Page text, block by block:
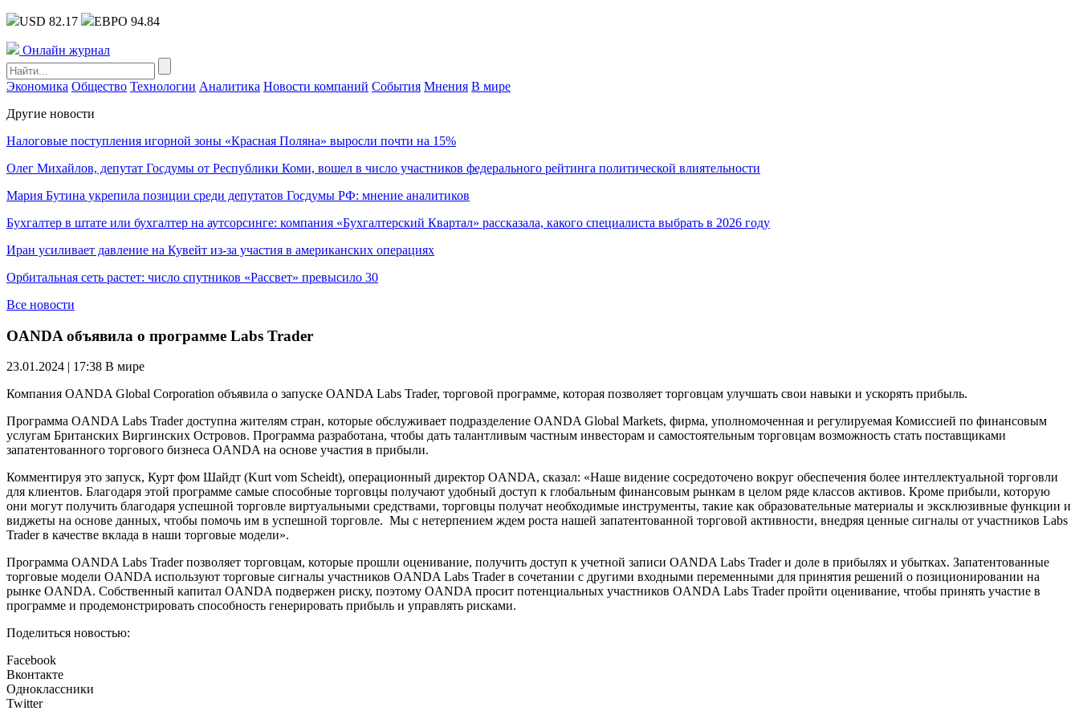
USD 82.17 ЕВРО 94.84
Онлайн журнал
Экономика Общество Технологии Аналитика Новости компаний События Мнения В мире
Другие новости
Налоговые поступления игорной зоны «Красная Поляна» выросли почти на 15%
Олег Михайлов, депутат Госдумы от Республики Коми, вошел в число участников федерального рейтинга политической влиятельности
Мария Бутина укрепила позиции среди депутатов Госдумы РФ: мнение аналитиков
Бухгалтер в штате или бухгалтер на аутсорсинге: компания «Бухгалтерский Квартал» рассказала, какого специалиста выбрать в 2026 году
Иран усиливает давление на Кувейт из-за участия в американских операциях
Орбитальная сеть растет: число спутников «Рассвет» превысило 30
Все новости
OANDA объявила о программе Labs Trader
23.01.2024 | 17:38 В мире
Компания OANDA Global Corporation объявила о запуске OANDA Labs Trader, торговой программе, которая позволяет торговцам улучшать свои навыки и ускорять прибыль.
Программа OANDA Labs Trader доступна жителям стран, которые обслуживает подразделение OANDA Global Markets, фирма, уполномоченная и регулируемая Комиссией по финансовым
услугам Британских Виргинских Островов. Программа разработана, чтобы дать талантливым частным инвесторам и самостоятельным торговцам возможность стать поставщиками
запатентованного торгового бизнеса OANDA на основе участия в прибыли.
Комментируя это запуск, Курт фом Шайдт (Kurt vom Scheidt), операционный директор OANDA, сказал: «Наше видение сосредоточено вокруг обеспечения более интеллектуальной торговли
для клиентов. Благодаря этой программе самые способные торговцы получают удобный доступ к глобальным финансовым рынкам в целом ряде классов активов. Кроме прибыли, которую
они могут получить благодаря успешной торговле виртуальными средствами, торговцы получат необходимые инструменты, такие как образовательные материалы и эксклюзивные функции и
виджеты на основе данных, чтобы помочь им в успешной торговле. Мы с нетерпением ждем роста нашей запатентованной торговой активности, внедряя ценные сигналы от участников Labs
Trader в качестве вклада в наши торговые модели».
Программа OANDA Labs Trader позволяет торговцам, которые прошли оценивание, получить доступ к учетной записи OANDA Labs Trader и доле в прибылях и убытках. Запатентованные
торговые модели OANDA используют торговые сигналы участников OANDA Labs Trader в сочетании с другими входными переменными для принятия решений о позиционировании на
рынке OANDA. Собственный капитал OANDA подвержен риску, поэтому OANDA просит потенциальных участников OANDA Labs Trader пройти оценивание, чтобы принять участие в
программе и продемонстрировать способность генерировать прибыль и управлять рисками.
Поделиться новостью:
Facebook
Вконтакте
Одноклассники
Twitter